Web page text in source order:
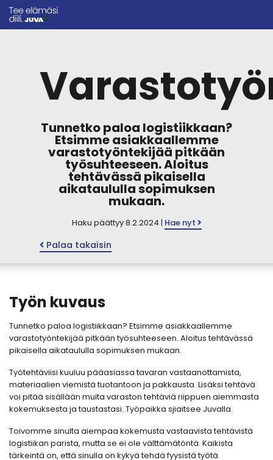
Tunnetko paloa logistiikkaan?
Etsimme asiakkaallemme
varastotyöntekijää pitkään
työsuhteeseen. Aloitus
tehtävässä pikaisella
aikataululla sopimuksen
mukaan.
Haku päättyy 8.2.2024 | Hae nyt
Palaa takaisin
Työn kuvaus
Tunnetko paloa logistiikkaan? Etsimme asiakkaallemme
varastotyöntekijää pitkään työsuhteeseen. Aloitus tehtävässä
pikaisella aikataululla sopimuksen mukaan.
Työtehtäviisi kuuluu pääasiassa tavaran vastaanottamista,
materiaalien viemistä tuotantoon ja pakkausta. Lisäksi tehtävä
voi pitää sisällään muita varaston tehtäviä riippuen aiemmasta
kokemuksesta ja taustastasi. Työpaikka sjiaitsee Juvalla.
Toivomme sinulta aiempaa kokemusta vastaavista tehtävistä
logistiikan parista, mutta se ei ole välttämätöntä. Kaikista
tärkeintä on, että sinulla on kykyä tehdä fyysistä työtä